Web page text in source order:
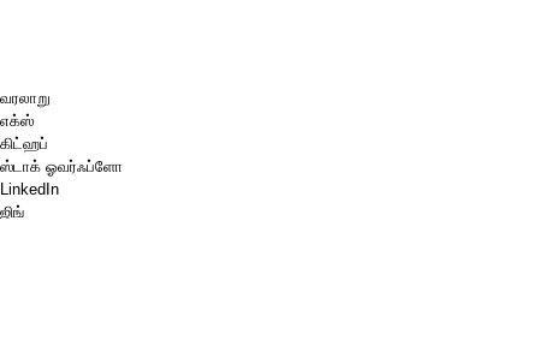
வரலாறு
எக்ஸ்
கிட்ஹப்
ஸ்டாக் ஓவர்ஃப்ளோ
LinkedIn
ஜிங்